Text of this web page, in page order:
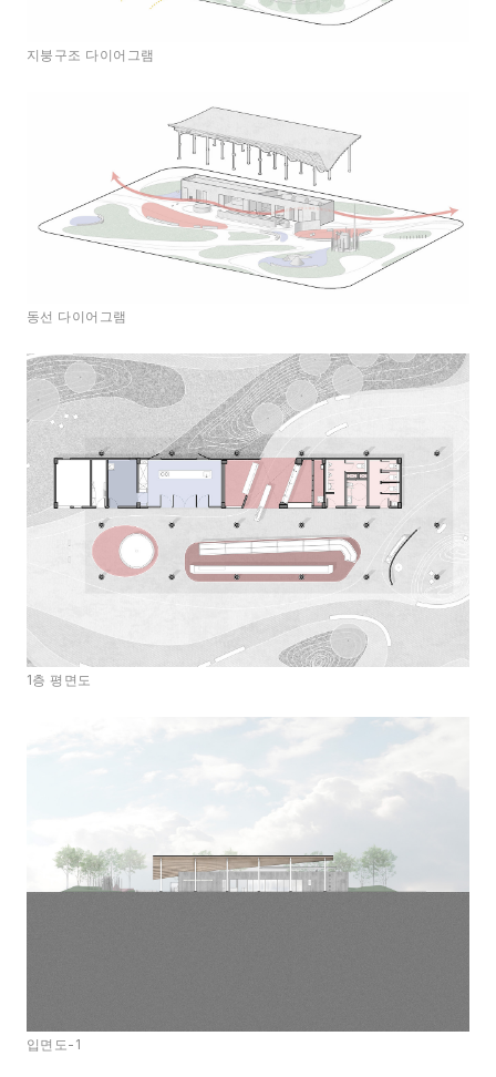
지붕구조 다이어그램
동선 다이어그램
1층 평면도
입면도-1